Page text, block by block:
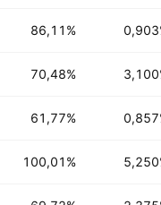
86,11%
70,48%
61,77%
100,01%